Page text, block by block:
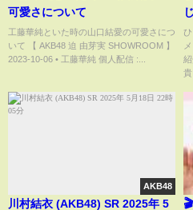
可愛さについて
工藤華純といた時の山口結愛の可愛さにつ
いて 【 AKB48 迫 由芽実 SHOWROOM 】
2023-10-06 • 工藤華純 個人配信 :...
1
AKB48
川村結衣 (AKB48) SR 2025年 5